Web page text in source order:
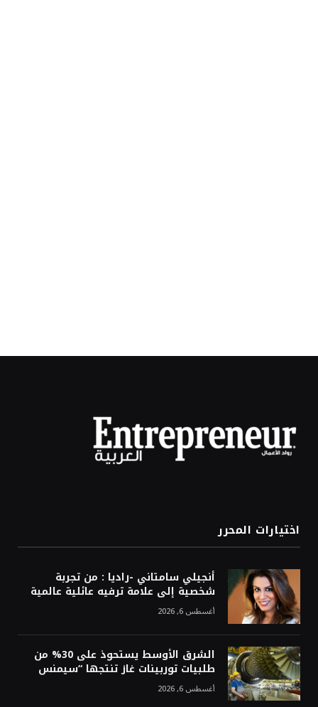
اختيارات المحرر
أنجيلي سامتاني -راديا : من تجربة
شخصية إلى علامة ترفيه عائلية عالمية
أغسطس 6, 2026
الشرق الأوسط يستحوذ على 30% من
طلبيات توربينات غاز تنتجها “سيمنس
أغسطس 6, 2026